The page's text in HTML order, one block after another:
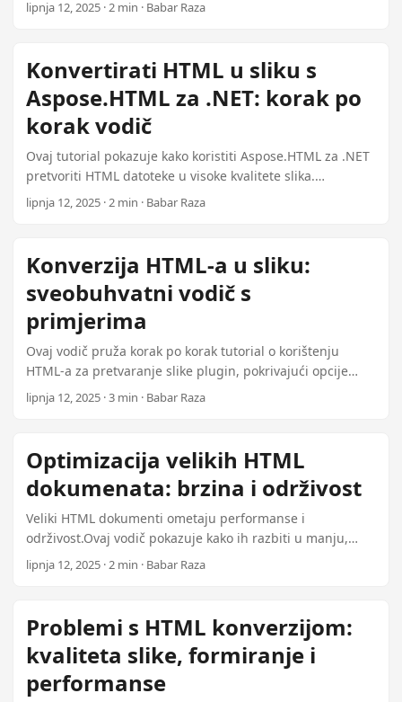
lipnja 12, 2025 · 2 min · Babar Raza
Konvertirati HTML u sliku s
Aspose.HTML za .NET: korak po
korak vodič
Ovaj tutorial pokazuje kako koristiti Aspose.HTML za .NET
pretvoriti HTML datoteke u visoke kvalitete slika.
pokrivamo postavke, primjere koda i opcije spašavanja
slike.
lipnja 12, 2025 · 2 min · Babar Raza
Konverzija HTML-a u sliku:
sveobuhvatni vodič s
primjerima
Ovaj vodič pruža korak po korak tutorial o korištenju
HTML-a za pretvaranje slike plugin, pokrivajući opcije
prilagodbe za rezoluciju, format i kvalitetu.
lipnja 12, 2025 · 3 min · Babar Raza
Optimizacija velikih HTML
dokumenata: brzina i održivost
Veliki HTML dokumenti ometaju performanse i
održivost.Ovaj vodič pokazuje kako ih razbiti u manju,
upravljivu komponentu i optimizirati njihovu strukturu za
brzinu i učinkovitosti.
lipnja 12, 2025 · 2 min · Babar Raza
Problemi s HTML konverzijom:
kvaliteta slike, formiranje i
performanse